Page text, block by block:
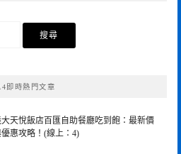
即時熱門文章
大天悅飯店百匯自助餐廳吃到飽：最新價
惠攻略！(線上：4)